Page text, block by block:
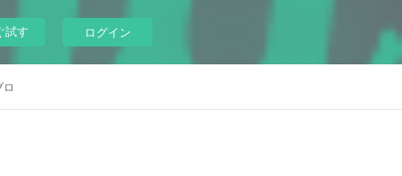
試す ログイン